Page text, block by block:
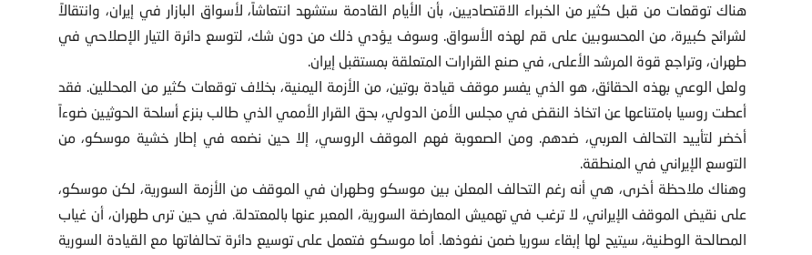
هناك توقعات من قبل كثير من الخبراء الاقتصاديين، بأن الأيام القادمة ستشهد انتعاشاً، لأسواق البازار في إيران، وانتقالاً
لشرائح كبيرة، من المحسوبين على قم لهذه الأسواق. وسوف يؤدي ذلك من دون شك، لتوسع دائرة التيار الإصلاحي في
طهران، وتراجع قوة المرشد الأعلى، في صنع القرارات المتعلقة بمستقبل إيران.
ولعل الوعي بهذه الحقائق، هو الذي يفسر موقف قيادة بوتين، من الأزمة اليمنية، بخلاف توقعات كثير من المحللين. فقد
أعطت روسيا بامتناعها عن اتخاذ النقض في مجلس الأمن الدولي، بحق القرار الأممي الذي طالب بنزع أسلحة الحوثيين ضوءاً
أخضر لتأييد التحالف العربي، ضدهم. ومن الصعوبة فهم الموقف الروسي، إلا حين نضعه في إطار خشية موسكو، من
التوسع الإيراني في المنطقة.
وهناك ملاحظة أخرى، هي أنه رغم التحالف المعلن بين موسكو وطهران في الموقف من الأزمة السورية، لكن موسكو،
على نقيض الموقف الإيراني، لا ترغب في تهميش المعارضة السورية، المعبر عنها بالمعتدلة. في حين ترى طهران، أن غياب
المصالحة الوطنية، سيتيح لها إبقاء سوريا ضمن نفوذها. أما موسكو فتعمل على توسيع دائرة تحالفاتها مع القيادة السورية